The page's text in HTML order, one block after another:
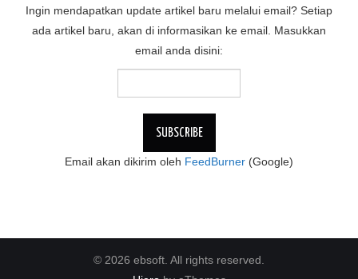
Ingin mendapatkan update artikel baru melalui email? Setiap
ada artikel baru, akan di informasikan ke email. Masukkan
email anda disini:
Email akan dikirim oleh FeedBurner (Google)
© 2026 ebsoft. All rights reserved.